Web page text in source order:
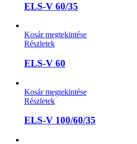
ELS-V 60/35
Kosár megtekintése
Részletek
ELS-V 60
Kosár megtekintése
Részletek
ELS-V 100/60/35